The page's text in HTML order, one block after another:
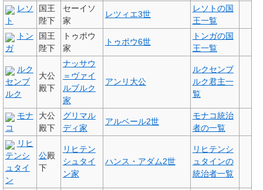
レソ
ト
国王
陛下
セーイソ
家
レツィエ3世
レソトの国
王一覧
トン
ガ
国王
陛下
トゥポウ
家
トゥポウ6世
トンガの国
王一覧
ルク
センブ
ルク
大公
殿下
ナッサウ
＝ヴァイ
ルブルク
家
アンリ大公
ルクセンブ
ルク君主一
覧
モナ
コ
大公
殿下
グリマル
ディ家
アルベール2世
モナコ統治
者の一覧
リヒ
テンシ
ュタイ
ン
公殿
下
リヒテン
シュタイ
ン家
ハンス・アダム2世
リヒテンシ
ュタインの
統治者一覧